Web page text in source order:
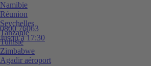
0800 76063
Jusqu’à 17:30
Namibie
Réunion
Seychelles
Tanzanie
Tunisie
Zimbabwe
Agadir aéroport